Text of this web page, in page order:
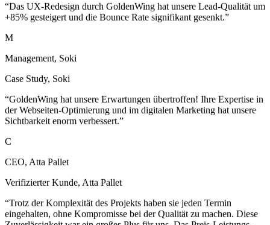
M
Management, Soki
Case Study,Soki
“GoldenWing hat unsere Erwartungen übertroffen! Ihre Expertise in
der Webseiten-Optimierung und im digitalen Marketing hat unsere
Sichtbarkeit enorm verbessert.”
C
CEO, Atta Pallet
Verifizierter Kunde
“Trotz der Komplexität des Projekts haben sie jeden Termin
Zuverlässigkeit war ein großes Plus für uns. Das Preis-Leistungs-
Verhältnis war hervorragend — die Investition hat sich vielfach